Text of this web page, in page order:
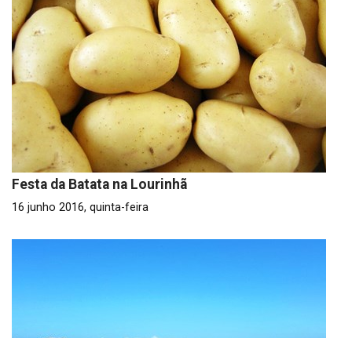
Festa da Batata na Lourinhã
16 junho 2016, quinta-feira